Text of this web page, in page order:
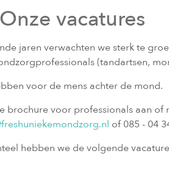
Onze vacatures
jaren verwachten we sterk te
(tandartsen,
voor de mens achter de mond.
brochure voor professionals aan
of 085 - 04
hebben we de volgende